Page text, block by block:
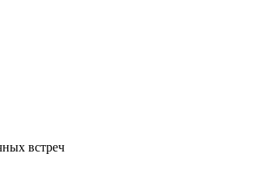
встреч